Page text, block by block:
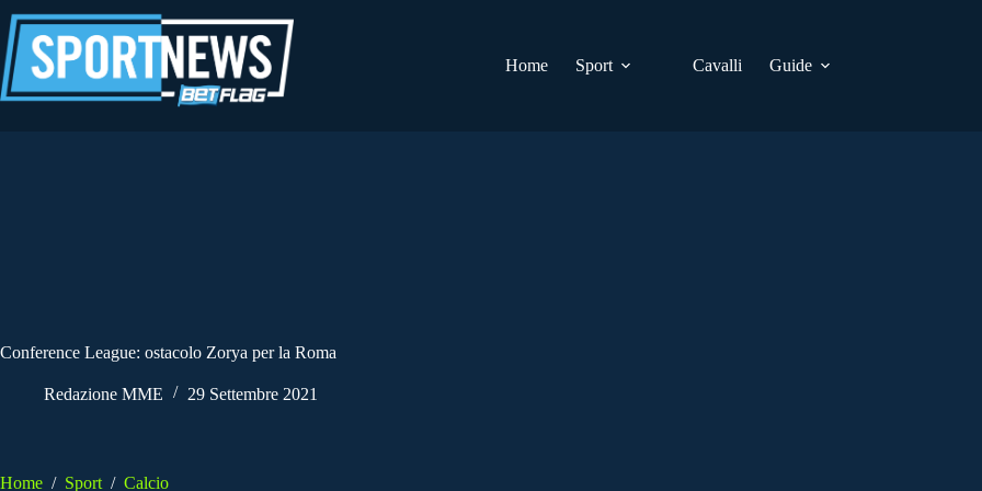
al
contenuto
Home
Sport Cavalli Guide
Conference League: ostacolo Zorya per la Roma
Redazione MME 29 Settembre 2021
Home / Sport / Calcio